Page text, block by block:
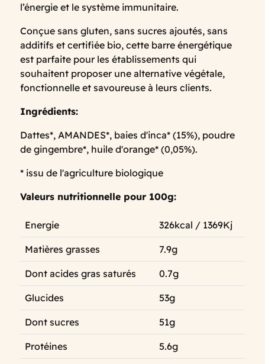
l’énergie et le système immunitaire.
Conçue sans gluten, sans sucres ajoutés, sans
additifs et certifiée bio, cette barre énergétique
est parfaite pour les établissements qui
souhaitent proposer une alternative végétale,
fonctionnelle et savoureuse à leurs clients.
Ingrédients:
Dattes*, AMANDES*, baies d'inca* (15%), poudre
de gingembre*, huile d'orange* (0,05%).
* issu de l'agriculture biologique
Valeurs nutritionnelle pour 100g:
Energie 326kcal / 1369Kj
Matières grasses 7.9g
Dont acides gras saturés 0.7g
Glucides 53g
Dont sucres 51g
Protéines 5.6g